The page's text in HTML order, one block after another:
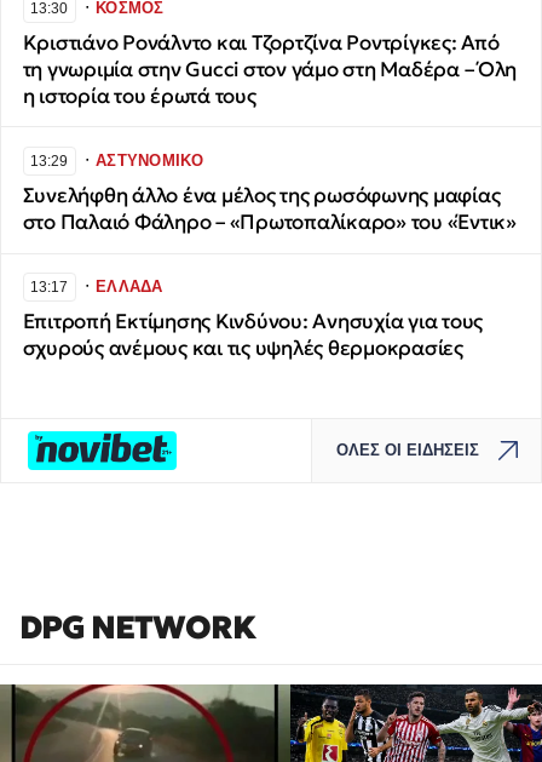
13:30 ∙ΚΟΣΜΟΣ
Κριστιάνο Ρονάλντο και Τζορτζίνα Ροντρίγκες: Από
τη γνωριμία στην Gucci στον γάμο στη Μαδέρα – Όλη
η ιστορία του έρωτά τους
13:29 ∙ΑΣΤΥΝΟΜΙΚΟ
Συνελήφθη άλλο ένα μέλος της ρωσόφωνης μαφίας
στο Παλαιό Φάληρο – «Πρωτοπαλίκαρο» του «Έντικ»
13:17 ∙ΕΛΛΑΔΑ
Επιτροπή Εκτίμησης Κινδύνου: Ανησυχία για τους
σχυρούς ανέμους και τις υψηλές θερμοκρασίες
ΟΛΕΣ ΟΙ ΕΙΔΗΣΕΙΣ
DPG NETWORK